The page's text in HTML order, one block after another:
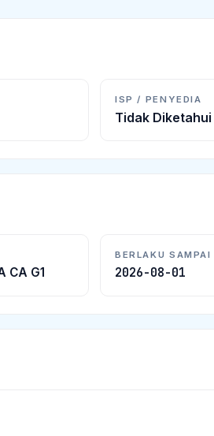
ISP / PENYEDIA
Tidak Diketahui
CA G1
BERLAKU SAMPAI
2026-08-01